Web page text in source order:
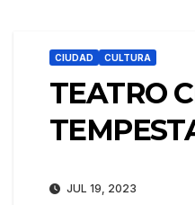
CIUDAD CULTURA
TEATRO
JUL 19, 2023